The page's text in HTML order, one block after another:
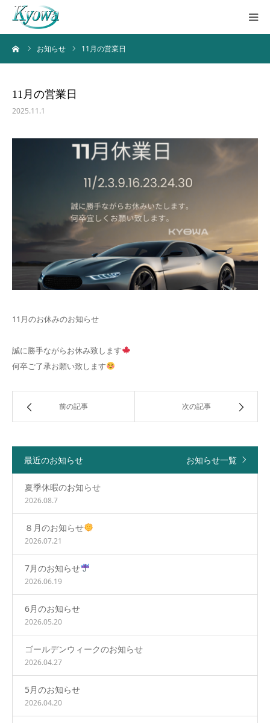
お知らせ 11月の営業日
11月の営業日
2025.11.1
11月のお休みのお知らせ
誠に勝手ながらお休み致します
何卒ご了承お願い致します
前の記事 次の記事
最近のお知らせ お知らせ一覧
夏季休暇のお知らせ
2026.08.7
８月のお知らせ
2026.07.21
7月のお知らせ
2026.06.19
6月のお知らせ
2026.05.20
ゴールデンウィークのお知らせ
2026.04.27
5月のお知らせ
2026.04.20
ホーム
お問い合わせ
バーチャルツアー
Instagram